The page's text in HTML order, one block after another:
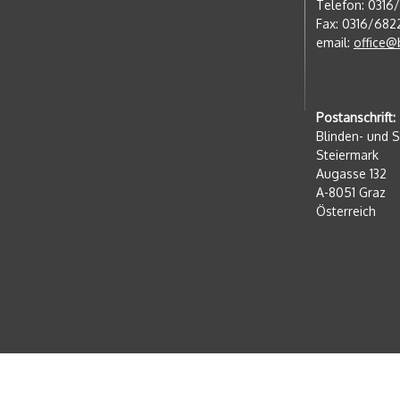
Telefon:
Fax: 0316/
email:
Postanschrift:
Blinden- und
Steiermark
Augasse 132
A-8051 Graz
Österreich